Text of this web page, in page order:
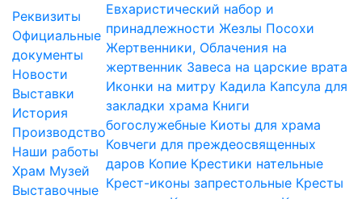
Реквизиты
Официальные
документы
Новости
Выставки
История
Производство
Наши работы
Храм Музей
Выставочные
Евхаристический набор и
принадлежности Жезлы Посохи
Жертвенники, Облачения на
жертвенник Завеса на царские врата
Иконки на митру Кадила Капсула для
закладки храма Книги
богослужебные Киоты для храма
Ковчеги для преждеосвященных
даров Копие Крестики нательные
Крест-иконы запрестольные Кресты